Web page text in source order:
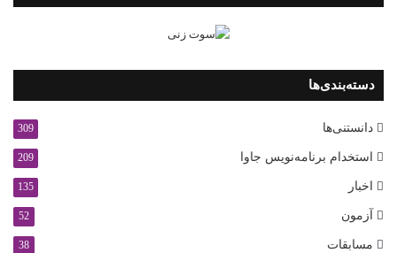
دسته‌بندی‌ها
دانستنی‌ها 309
استخدام برنامه‌نویس جاوا 209
اخبار 135
آزمون 52
مسابقات 38